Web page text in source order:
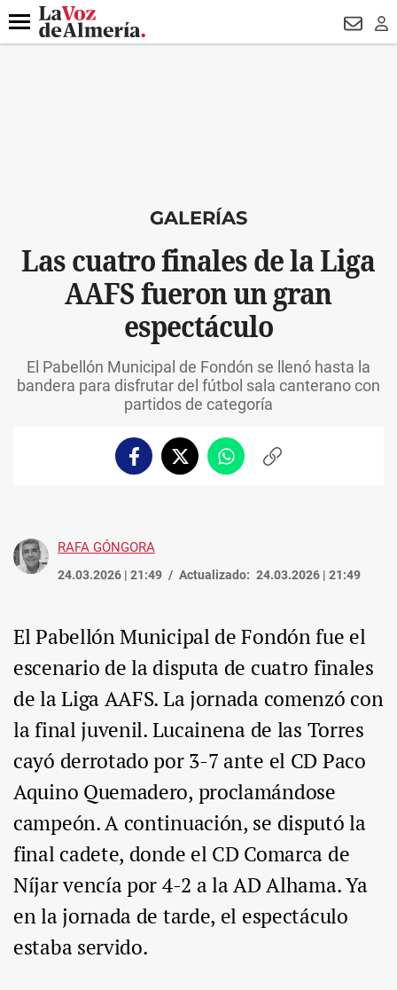
DESTACADO
Menú
GALERÍAS
Las cuatro finales de la Liga
AAFS fueron un gran
espectáculo
El Pabellón Municipal de Fondón se llenó hasta la
bandera para disfrutar del fútbol sala canterano con
partidos de categoría
FacebookTwitterWhatsappCopiar
RAFA GÓNGORA
24.03.2026 | 21:49 Actualizado: 24.03.2026 | 21:49
El Pabellón Municipal de Fondón fue el
escenario de la disputa de cuatro finales
de la Liga AAFS. La jornada comenzó con
la final juvenil. Lucainena de las Torres
cayó derrotado por 3-7 ante el CD Paco
Aquino Quemadero, proclamándose
campeón. A continuación, se disputó la
final cadete, donde el CD Comarca de
Níjar vencía por 4-2 a la AD Alhama. Ya
en la jornada de tarde, el espectáculo
estaba servido.